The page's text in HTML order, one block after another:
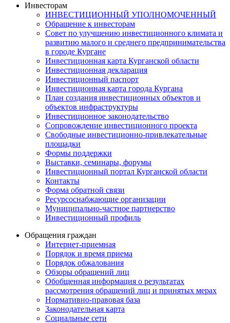
Инвесторам
ИНВЕСТИЦИОННЫЙ УПОЛНОМОЧЕННЫЙ
Обращение к инвесторам
Совет по улучшению инвестиционного климата и
развитию малого и среднего предпринимательства
в городе Кургане
Инвестиционная карта Курганской области
Инвестиционная декларация
Инвестиционный паспорт
Инвестиционная карта города Кургана
План создания инвестиционных объектов и
объектов инфраструктуры
Инвестиционное законодательство
Сопровождение инвестиционного проекта
Свободные инвестиционно-привлекательные
площадки
Формы поддержки
Выставки, семинары, форумы
Инвестиционный портал Курганской области
Контакты
Форма обратной связи
Ресурсоснабжающие организации
Муниципально-частное партнерство
Инвестиционный профиль
Обращения граждан
Интернет-приемная
Порядок и время приема
Порядок обжалования
Обзоры обращений лиц
Обобщенная информация о результатах
рассмотрения обращений лиц и принятых мерах
Нормативно-правовая база
Законодательная карта
Социальные сети